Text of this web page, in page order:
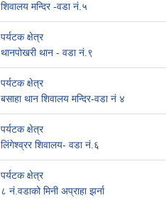
शिवालय मन्दिर -वडा नं.५
पर्यटक क्षेत्र
थानपोखरी थान - वडा नं.९
पर्यटक क्षेत्र
बसाहा थान शिवालय मन्दिर-वडा नं ४
पर्यटक क्षेत्र
लिंगेश्व्रर शिवालय- वडा नं.६
पर्यटक क्षेत्र
८ नं.वडाको मिनी अप्राहा झर्ना